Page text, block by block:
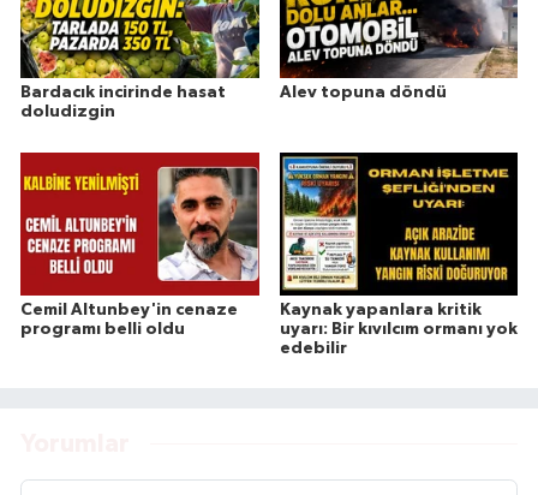
Bardacık incirinde hasat
doludizgin
Alev topuna döndü
Cemil Altunbey'in cenaze
programı belli oldu
Kaynak yapanlara kritik
uyarı: Bir kıvılcım ormanı yok
edebilir